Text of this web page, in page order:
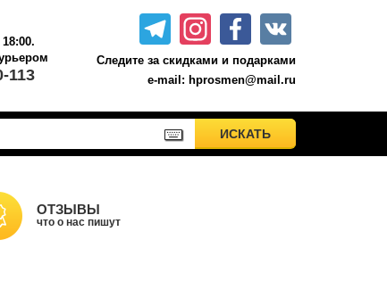
113
Следите за скидками и подарками
e-mail: hprosmen@mail.ru
Сладости Jelly Belly
ИСКАТЬИСКАТЬ
ОТЗЫВЫ
что о нас пишут